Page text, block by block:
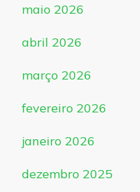
maio 2026
abril 2026
março 2026
fevereiro 2026
janeiro 2026
dezembro 2025